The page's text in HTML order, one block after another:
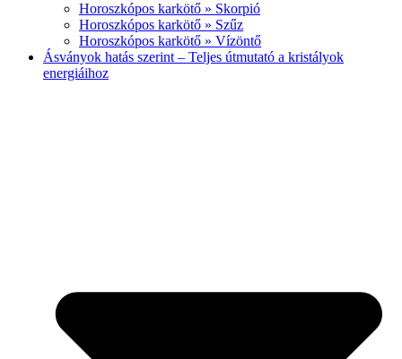
Horoszkópos karkötő » Skorpió
Horoszkópos karkötő » Szűz
Horoszkópos karkötő » Vízöntő
Ásványok hatás szerint – Teljes útmutató a kristályok
energiáihoz